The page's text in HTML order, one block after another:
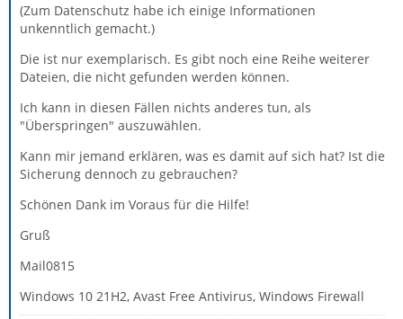
(Zum Datenschutz habe ich einige Informationen
unkenntlich gemacht.)
Die ist nur exemplarisch. Es gibt noch eine Reihe weiterer
Dateien, die nicht gefunden werden können.
Ich kann in diesen Fällen nichts anderes tun, als
"Überspringen" auszuwählen.
Kann mir jemand erklären, was es damit auf sich hat? Ist die
Sicherung dennoch zu gebrauchen?
Schönen Dank im Voraus für die Hilfe!
Gruß
Mail0815
Windows 10 21H2, Avast Free Antivirus, Windows Firewall